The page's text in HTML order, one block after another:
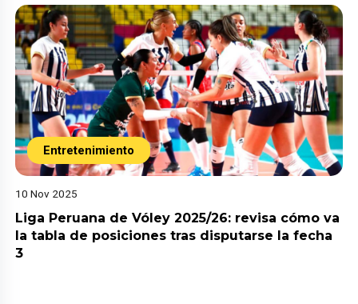
Entretenimiento
10 Nov 2025
Liga Peruana de Vóley 2025/26: revisa cómo va
la tabla de posiciones tras disputarse la fecha
3